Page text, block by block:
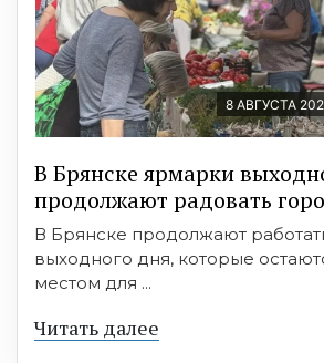
8 АВГУСТА
В Брянске ярмарки
продолжают радовать
В Брянске продолжают
выходного дня, которые
местом для ...
Читать далее